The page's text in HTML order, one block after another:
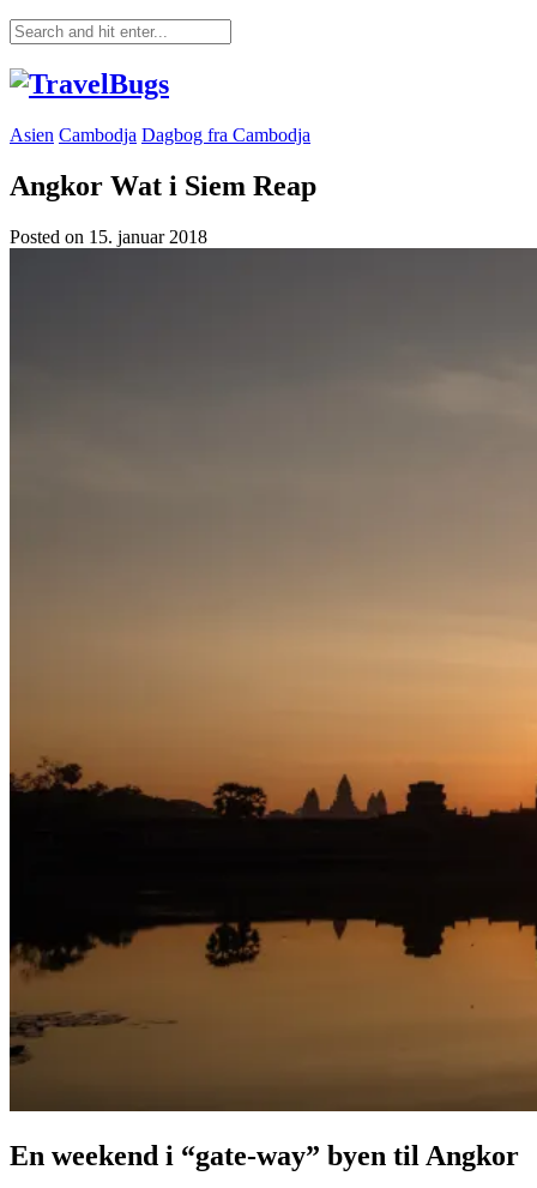
Asien Cambodja Dagbog fra Cambodja
Angkor Wat i Siem Reap
Posted on 15. januar 2018
En weekend i “gate-way” byen til Angkor